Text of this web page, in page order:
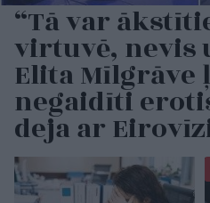
“Tā var
virtuvē, nevis
Elita Mīlgrāve
negaidīti
deja ar